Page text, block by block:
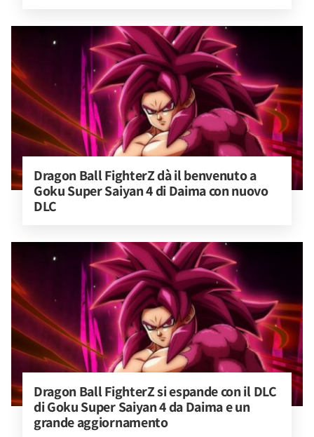
Dragon Ball FighterZ dà il benvenuto a
Goku Super Saiyan 4 di Daima con nuovo
DLC
Dragon Ball FighterZ si espande con il DLC
di Goku Super Saiyan 4 da Daima e un
grande aggiornamento